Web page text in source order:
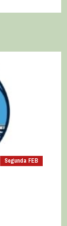
Segunda FEB